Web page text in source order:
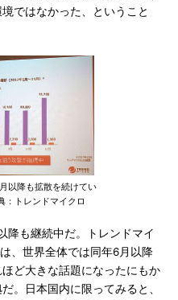
ではなかった、ということ
以降も拡散を続けてい
：トレンドマイクロ
も継続中だ。トレンドマイ
、世界全体では同年6月以降
ど大きな話題になったにもか
。日本国内に限ってみると、